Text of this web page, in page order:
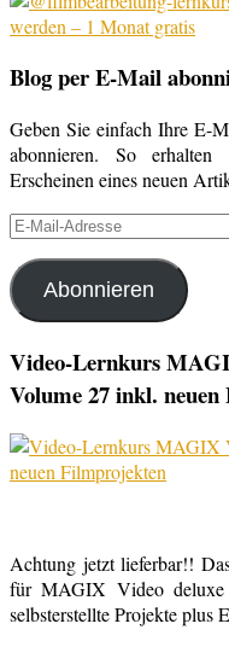
Blog per E-Mail
Geben Sie einfach Ihre E-
abonnieren. So
Erscheinen eines neuen
E-
Adresse
Abonnieren
Video-Lernkurs
Volume 27 inkl.
Achtung jetzt lieferbar!!
für MAGIX Video
selbsterstellte Projekte plus